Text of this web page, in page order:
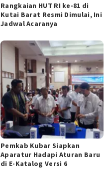
Rangkaian HUT RI ke-81 di
Kutai Barat Resmi Dimulai, Ini
Jadwal Acaranya
Pemkab Kubar Siapkan
Aparatur Hadapi Aturan Baru
di E-Katalog Versi 6